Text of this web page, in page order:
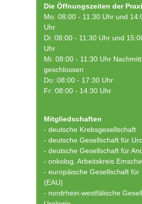
Die Öffnungszeiten der
Mo: 08:00 - 11:30 Uhr und
Uhr
Di: 08:00 - 11:30 Uhr und
Uhr
Mi: 08:00 - 11:30 Uhr
geschlossen
Do: 08:00 - 17:30 Uhr
Fr: 08:00 - 14:30 Uhr
Mitgliedschaften
- deutsche Krebsgesellschaft
- deutsche Gesellschaft für
- deutsche Gesellschaft für
- onkolog. Arbeitskreis
- europäische Gesellschaft für
(EAU)
- nordrhein-westfälische